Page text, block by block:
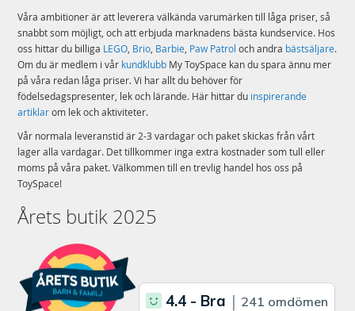
Varumärke Intex
Våra ambitioner är att leverera välkända varumärken till låga priser, så
snabbt som möjligt, och att erbjuda marknadens bästa kundservice. Hos
oss hittar du billiga LEGO Brio Barbie Paw Patrol och andra bästsäljare.
Om du är medlem i vår kundklubb My ToySpace kan du spara ännu mer
på våra redan låga priser. Vi har allt du behöver för
födelsedagspresenter, lek och lärande. Här hittar du inspirerande
artiklarom lek och aktiviteter.
Vår normala leveranstid är 2-3 vardagar och paket skickas från vårt
lager alla vardagar. Det tillkommer inga extra kostnader som tull eller
moms på våra paket. Välkommen till en trevlig handel hos oss på
ToySpace!
Årets butik 2025